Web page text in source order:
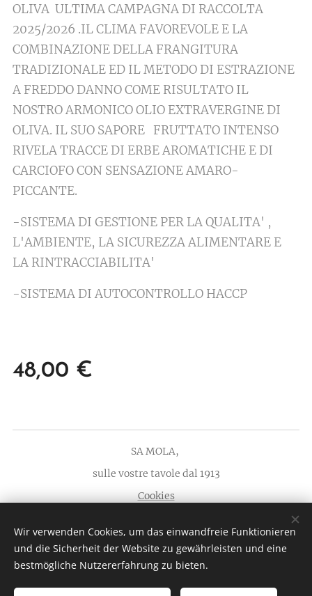
OLIVA ULTIMA CAMPAGNA DI RACCOLTA
2025/2026 .IL CLIMA FAVOREVOLE E LA
COMBINAZIONE DELLA FRANGITURA
TRADIZIONALE ED IL METODO DI ESTRAZIONE
A FREDDO DANNO COME RISULTATO IL
NOSTRO ARMONICO OLIO EXTRAVERGINE DI
OLIVA. IL SUO SAPORE FRUTTATO INTENSO
RIVELA TRACCE DI ERBE AROMATICHE E DI
CARCIOFO CON SENSAZIONE AMARO-
PICCANTE.
-SISTEMA DI GESTIONE PER LA QUALITA' ,
L'AMBIENTE, LA SICUREZZA ALIMENTARE E
LA RINTRACCIABILITA'
-SISTEMA DI AUTOCONTROLLO HACCP
48,00 €
SA MOLA,
sulle vostre tavole dal 1913
Cookies
Sprachen
Italiano
English Deutsch
Wir verwenden Cookies, um das einwandfreie Funktionieren
und die Sicherheit der Website zu gewährleisten und eine
bestmögliche Nutzererfahrung zu bieten.